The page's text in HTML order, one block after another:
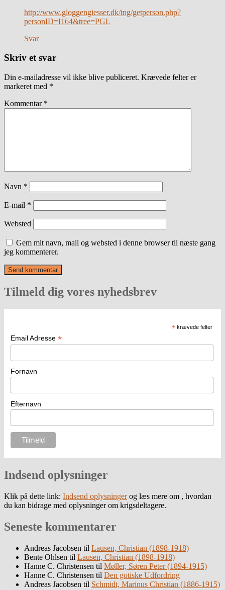
http://www.gloggengiesser.dk/tng/getperson.php?
personID=I164&tree=PGL
Svar
Skriv et svar
Din e-mailadresse vil ikke blive publiceret. Krævede felter er
markeret med *
Kommentar *
Navn *
E-mail *
Websted
Gem mit navn, mail og websted i denne browser til næste gang
jeg kommenterer.
Tilmeld dig vores nyhedsbrev
* krævede felter
Email Adresse *
Fornavn
Efternavn
Indsend oplysninger
Klik på dette link: Indsend oplysningerog læs mere om , hvordan
du kan bidrage med oplysninger om krigsdeltagere.
Seneste kommentarer
Andreas Jacobsen til Lausen, Christian (1898-1918)
Bente Ohlsen til Lausen, Christian (1898-1918)
Hanne C. Christensen til Møller, Søren Peter (1894-1915)
Hanne C. Christensen til Den gotiske Udfordring
Andreas Jacobsen til Schmidt, Marinus Christian (1886-1915)